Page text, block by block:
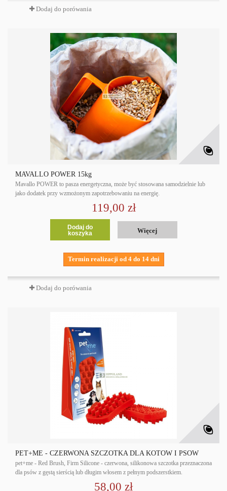
Dodaj do porówania
MAVALLO POWER 15kg
Mavallo POWER to pasza energetyczna, może być stosowana samodzielnie lub
jako dodatek przy wzmożonym zapotrzebowaniu na energię.
119,00 zł
Dodaj do
koszyka
Więcej
Termin realizacji od 4 do 14 dni
Dodaj do porówania
PET+ME - CZERWONA SZCZOTKA DLA KOTÓW I PSÓW
pet+me - Red Brush, Firm Silicone - czerwona, silikonowa szczotka przeznaczona
dla psów z gęstą sierścią lub długim włosem z pełnym podszerstkiem.
58,00 zł